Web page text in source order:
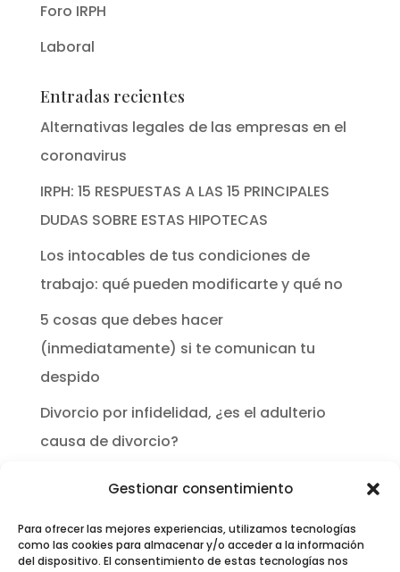
Gestionar consentimiento
Para ofrecer las mejores experiencias, utilizamos tecnologías
como las cookies para almacenar y/o acceder a la información
del dispositivo. El consentimiento de estas tecnologías nos
Foro IRPH
Laboral
Entradas recientes
Alternativas legales de las empresas en el
coronavirus
IRPH: 15 RESPUESTAS A LAS 15 PRINCIPALES
DUDAS SOBRE ESTAS HIPOTECAS
Los intocables de tus condiciones de
trabajo: qué pueden modificarte y qué no
5 cosas que debes hacer
(inmediatamente) si te comunican tu
despido
Divorcio por infidelidad, ¿es el adulterio
causa de divorcio?
marzo 2020
octubre 2019